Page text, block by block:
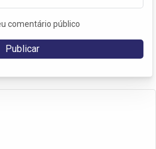
comentário público